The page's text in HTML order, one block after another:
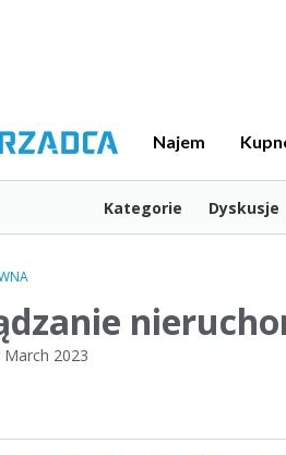
Najem
Kategorie Dyskusje
2023